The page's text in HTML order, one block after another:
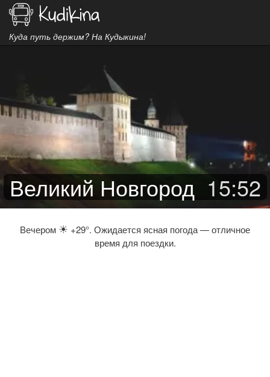
Куда путь держим? На Кудыкина!
Великий Новгород 15:52
Вечером ☀ +29°. Ожидается ясная погода — отличное
время для поездки.